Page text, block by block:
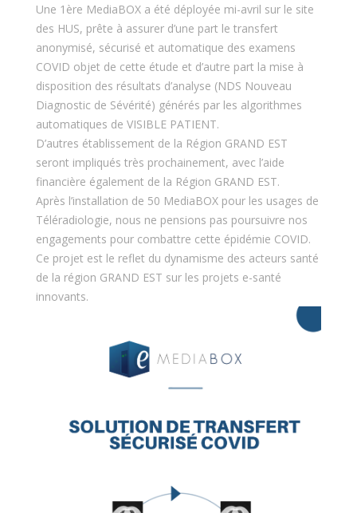
Une 1ère MediaBOX a été déployée mi-avril sur le site
des HUS, prête à assurer d’une part le transfert
anonymisé, sécurisé et automatique des examens
COVID objet de cette étude et d’autre part la mise à
disposition des résultats d’analyse (NDS Nouveau
Diagnostic de Sévérité) générés par les algorithmes
automatiques de VISIBLE PATIENT.
D’autres établissement de la Région GRAND EST
seront impliqués très prochainement, avec l’aide
financière également de la Région GRAND EST.
Après l’installation de 50 MediaBOX pour les usages de
Téléradiologie, nous ne pensions pas poursuivre nos
engagements pour combattre cette épidémie COVID.
Ce projet est le reflet du dynamisme des acteurs santé
de la région GRAND EST sur les projets e-santé
innovants.